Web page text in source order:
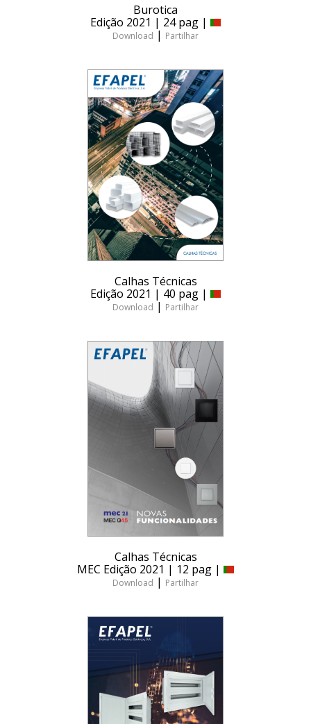
Burotica
Edição 2021 | 24 pag |
Download | Partilhar
Calhas Técnicas
Edição 2021 | 40 pag |
Download | Partilhar
Calhas Técnicas
MEC Edição 2021 | 12 pag |
Download | Partilhar